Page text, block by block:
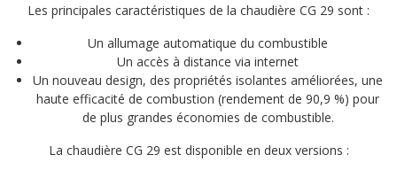
Les principales caractéristiques de la chaudière CG 29 sont :
Un allumage automatique du combustible
Un accès à distance via internet
Un nouveau design, des propriétés isolantes améliorées, une
haute efficacité de combustion (rendement de 90,9 %) pour
de plus grandes économies de combustible.
La chaudière CG 29 est disponible en deux versions :